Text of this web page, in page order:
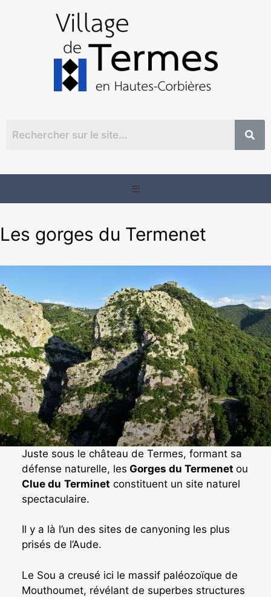
Les gorges du Termenet
Juste sous le château de Termes, formant sa
défense naturelle, les Gorges du Termenet ou
Clue du Terminet constituent un site naturel
spectaculaire.
Il y a là l’un des sites de canyoning les plus
prisés de l’Aude.
Le Sou a creusé ici le massif paléozoïque de
Mouthoumet, révélant de superbes structures